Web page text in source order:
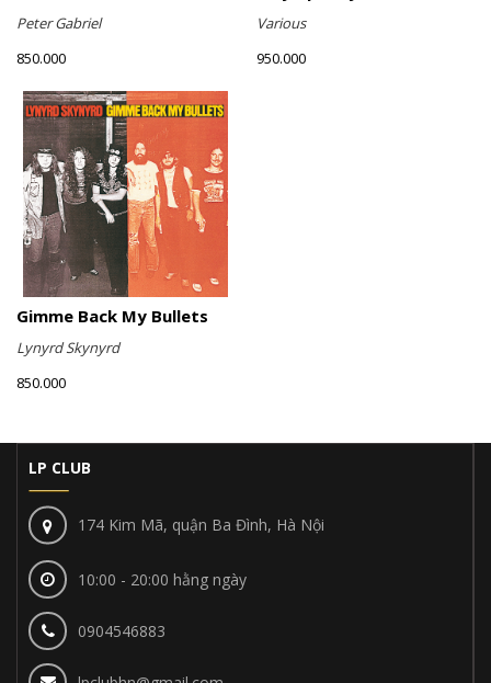
Peter Gabriel
850.000
Various
950.000
Gimme Back My Bullets
Lynyrd Skynyrd
850.000
LP CLUB
174 Kim Mã, quận Ba Đình, Hà Nội
10:00 - 20:00 hằng ngày
0904546883